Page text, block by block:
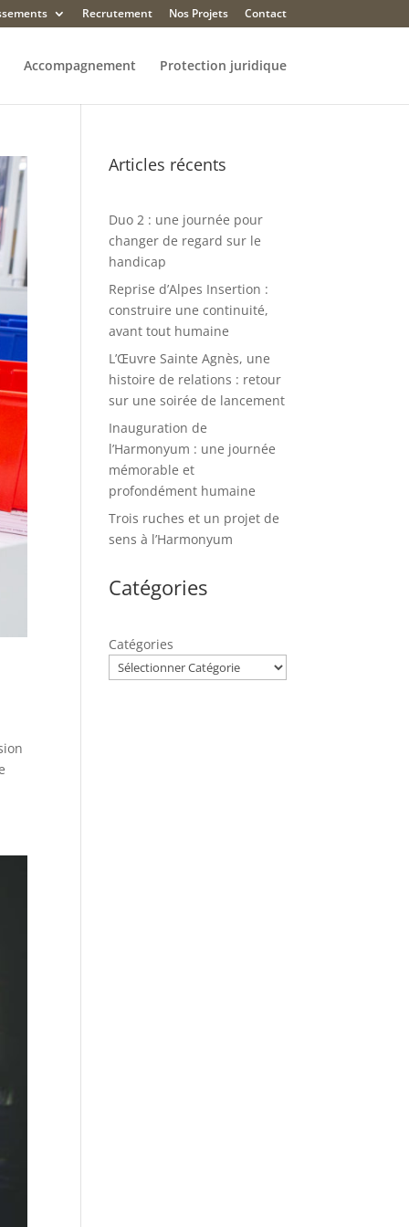
Recrutement Nos Projets Contact
Accompagnement Protection juridique
Articles récents
Duo 2 : une journée pour
changer de regard sur le
handicap
Reprise d’Alpes Insertion :
construire une continuité,
avant tout humaine
L’Œuvre Sainte Agnès, une
histoire de relations : retour
sur une soirée de lancement
Inauguration de
l’Harmonyum : une journée
mémorable et
profondément humaine
Trois ruches et un projet de
sens à l’Harmonyum
Catégories
Catégories